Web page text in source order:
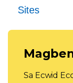
Sites
Sa Ecwid